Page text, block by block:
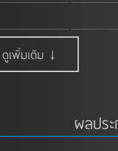
ดูเพิ่มเติม ↓
ผลปร